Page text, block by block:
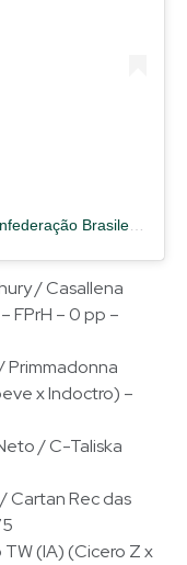
/ Casallena
FPrH – 0 pp –
Primmadonna
x Indoctro) –
/ C-Taliska
Cartan Rec das
(IA) (Cicero Z x